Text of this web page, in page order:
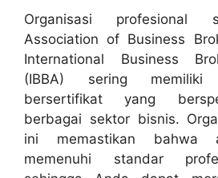
Organisasi profesional
Association of Business
International Business
(IBBA) sering
bersertifikat yang
berbagai sektor bisnis.
ini memastikan bahwa
memenuhi standar